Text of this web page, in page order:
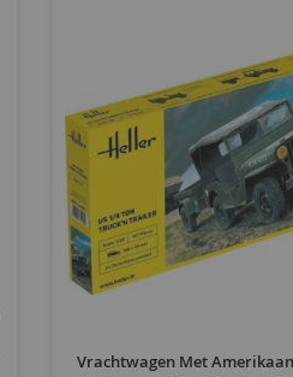
Vrachtwagen Met